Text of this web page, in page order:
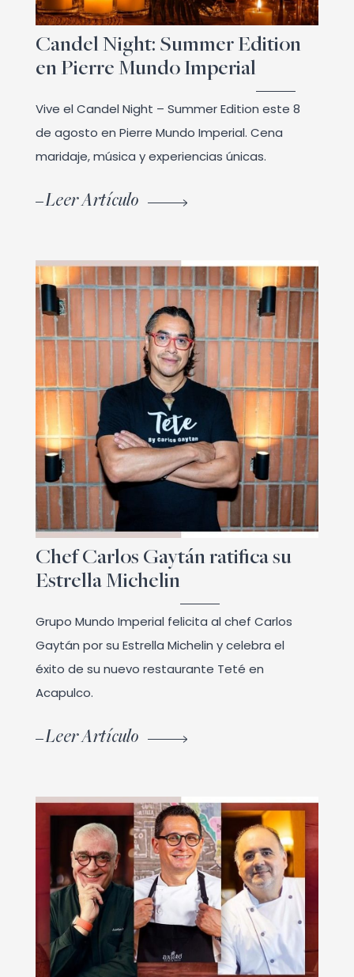
Candel Night: Summer Edition
en Pierre Mundo Imperial
Vive el Candel Night – Summer Edition este 8
de agosto en Pierre Mundo Imperial. Cena
maridaje, música y experiencias únicas.
Leer Artículo
Chef Carlos Gaytán ratifica su
Estrella Michelin
Grupo Mundo Imperial felicita al chef Carlos
Gaytán por su Estrella Michelin y celebra el
éxito de su nuevo restaurante Teté en
Acapulco.
Leer Artículo